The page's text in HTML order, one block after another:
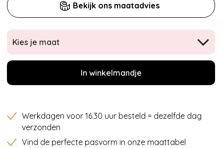
Bekijk ons maatadvies
Kies je maat
In winkelmandje
Werkdagen voor 16.30 uur besteld = dezelfde dag
verzonden
Vind de perfecte pasvorm in onze maattabel